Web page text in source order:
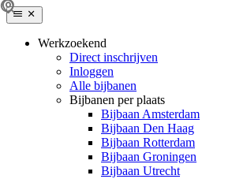
Werkzoekend
Direct inschrijven
Inloggen
Alle bijbanen
Bijbanen per plaats
Bijbaan Amsterdam
Bijbaan Den Haag
Bijbaan Rotterdam
Bijbaan Groningen
Bijbaan Utrecht